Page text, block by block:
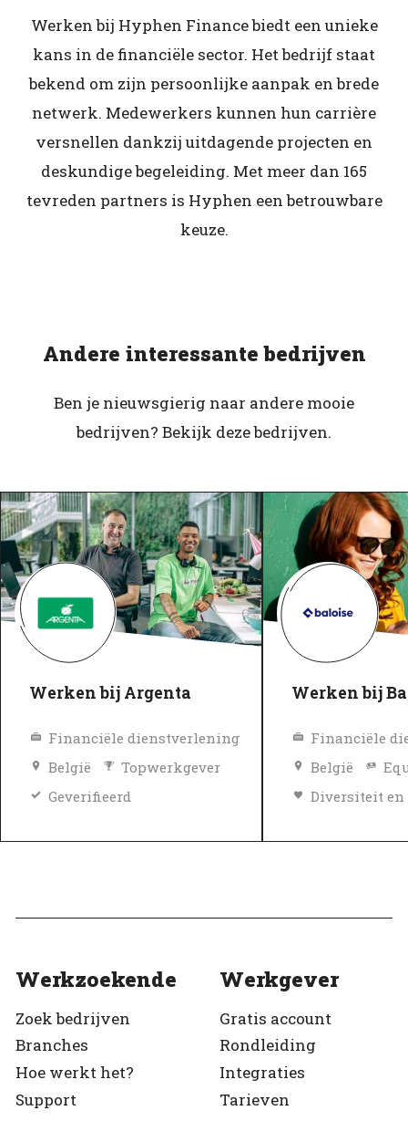
Werken bij Hyphen Finance biedt een unieke
kans in de financiële sector. Het bedrijf staat
bekend om zijn persoonlijke aanpak en brede
netwerk. Medewerkers kunnen hun carrière
versnellen dankzij uitdagende projecten en
deskundige begeleiding. Met meer dan 165
tevreden partners is Hyphen een betrouwbare
keuze.
Andere interessante bedrijven
Ben je nieuwsgierig naar andere mooie
bedrijven? Bekijk deze bedrijven.
Werken bij Argenta
Financiële dienstverlening
België
Topwerkgever
Geverifieerd
Werken bij
Financiële
België
Werkzoekende
Zoek bedrijven
Branches
Hoe werkt het?
Support
Werkgever
Gratis account
Rondleiding
Integraties
Tarieven